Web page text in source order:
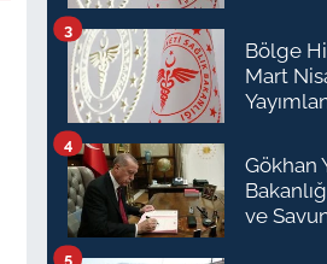
Bölge
Mart
3
Gökhan
ve
4
5